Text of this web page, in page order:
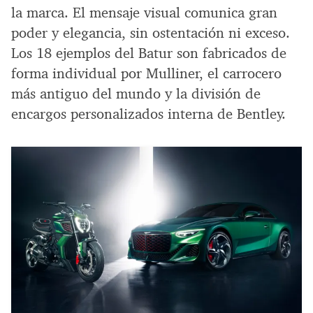
la marca. El mensaje visual comunica gran
poder y elegancia, sin ostentación ni exceso.
Los 18 ejemplos del Batur son fabricados de
forma individual por Mulliner, el carrocero
más antiguo del mundo y la división de
encargos personalizados interna de Bentley.